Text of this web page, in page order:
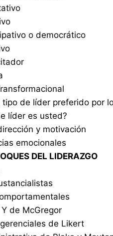
o democrático
de líder preferido por
líder es usted?
y motivación
emocionales
DEL LIDERAZGO
de McGregor
de Likert